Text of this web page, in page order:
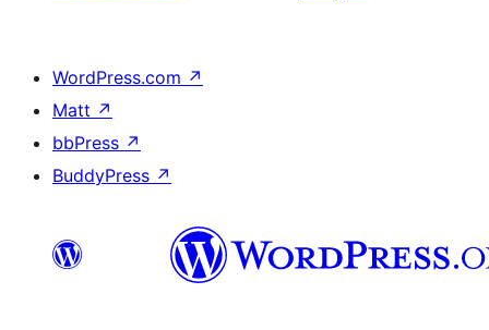
WordPress.com ↗
Matt ↗
bbPress ↗
BuddyPress ↗